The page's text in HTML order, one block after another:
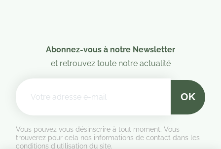
Abonnez-vous à notre Newsletter
et retrouvez toute notre actualité
Vous pouvez vous désinscrire à tout moment. Vous
trouverez pour cela nos informations de contact dans les
conditions d'utilisation du site.